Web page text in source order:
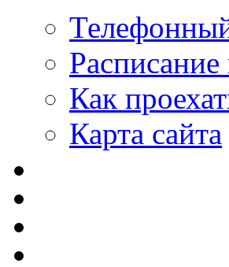
Расписание
Как
Карта сайта